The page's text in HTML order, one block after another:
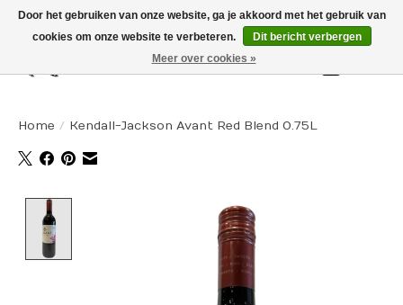
Home / Kendall-Jackson Avant Red Blend 0.75L
Product image slideshow Items
Door het gebruiken van onze website, ga je akkoord met het gebruik van
cookies om onze website te verbeteren.
Dit bericht verbergen
Meer over cookies »